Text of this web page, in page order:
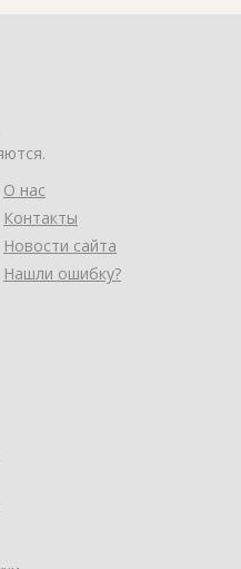
О нас
Контакты
Новости сайта
Нашли ошибку?